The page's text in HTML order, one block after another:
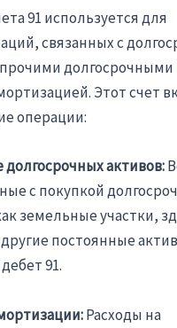
91 используется для
связанных с
долгосрочными
Этот счет
операции:
активов:
с покупкой
земельные участки,
постоянные
91.
Расходы на